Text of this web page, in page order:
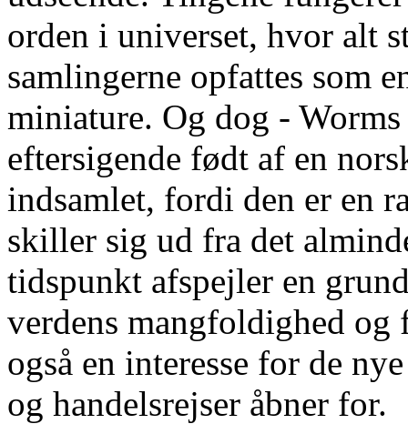
orden i universet, hvor alt
samlingerne opfattes som
miniature. Og dog -
eftersigende født af en
indsamlet, fordi den er en
skiller sig ud fra det
tidspunkt afspejler en
verdens mangfoldighed
også en interesse for de
og handelsrejser åbner for.